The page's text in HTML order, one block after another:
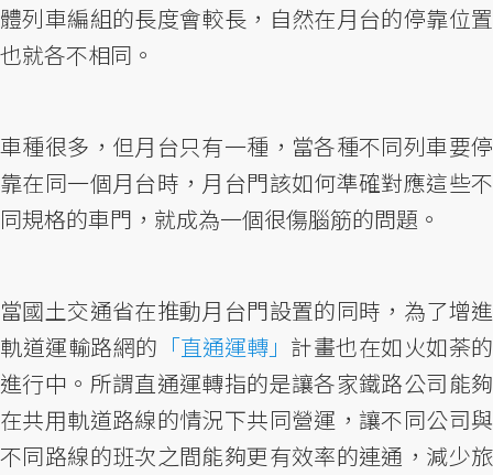
體列車編組的長度會較長，自然在月台的停靠位置
也就各不相同。
車種很多，但月台只有一種，當各種不同列車要停
靠在同一個月台時，月台門該如何準確對應這些不
同規格的車門，就成為一個很傷腦筋的問題。
當國土交通省在推動月台門設置的同時，為了增進
軌道運輸路網的 「直通運轉」 計畫也在如火如荼的
進行中。所謂直通運轉指的是讓各家鐵路公司能夠
在共用軌道路線的情況下共同營運，讓不同公司與
不同路線的班次之間能夠更有效率的連通，減少旅